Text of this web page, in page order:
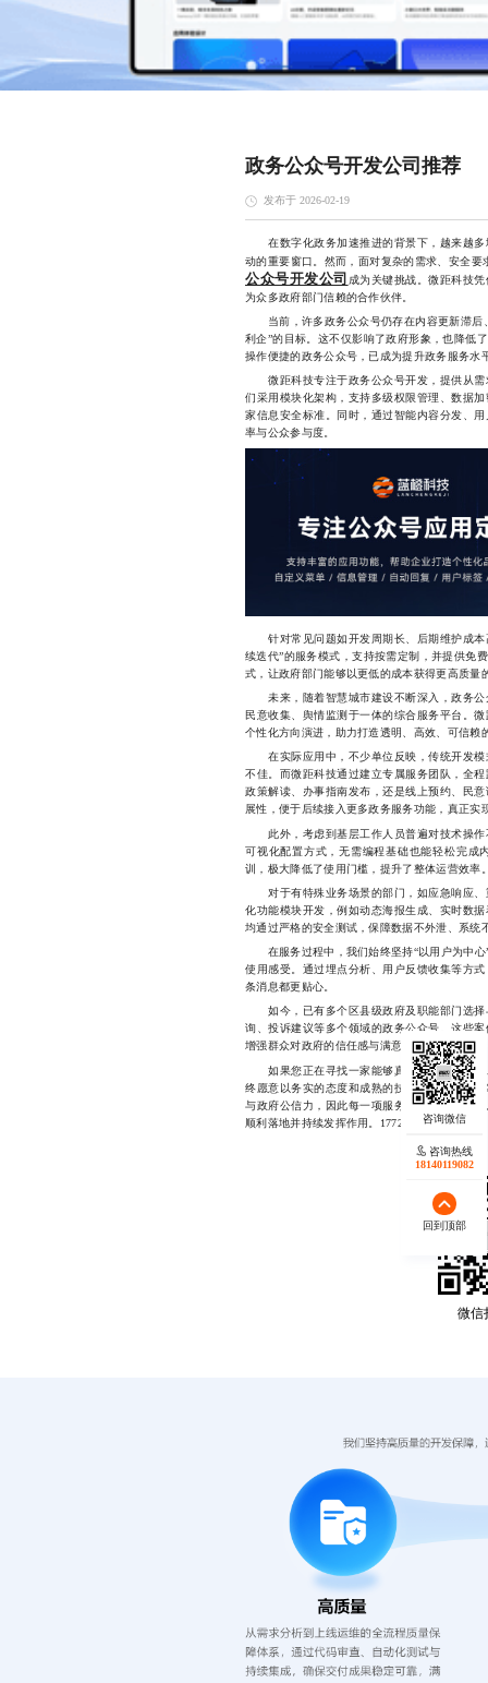
政务公众号开发公司推荐
发布于 2026-02-19
在数字化政务加速推进的背景下，越来越多
动的重要窗口。然而，面对复杂的需求、安全
公众号开发公司 成为关键挑战。微距科技
为众多政府部门信赖的合作伙伴。
当前，许多政务公众号仍存在内容更新滞后
利企”的目标。这不仅影响了政府形象，也降低
操作便捷的政务公众号，已成为提升政务服务水
微距科技专注于政务公众号开发，提供从需
们采用模块化架构，支持多级权限管理、数据
家信息安全标准。同时，通过智能内容分发、
率与公众参与度。
针对常见问题如开发周期长、后期维护成本
续迭代”的服务模式，支持按需定制，并提供免
式，让政府部门能够以更低的成本获得更高质量
未来，随着智慧城市建设不断深入，政务公
民意收集、舆情监测于一体的综合服务平台。
个性化方向演进，助力打造透明、高效、可信赖
在实际应用中，不少单位反映，传统开发模
不佳。而微距科技通过建立专属服务团队，全
政策解读、办事指南发布，还是线上预约、民
展性，便于后续接入更多政务服务功能，真正实
此外，考虑到基层工作人员普遍对技术操作
可视化配置方式，无需编程基础也能轻松完成
训，极大降低了使用门槛，提升了整体运营效率
对于有特殊业务场景的部门，如应急响应、
化功能模块开发，例如动态海报生成、实时数
均通过严格的安全测试，保障数据不外泄、系统
在服务过程中，我们始终坚持“以用户为中心
使用感受。通过埋点分析、用户反馈收集等方
条消息都更贴心。
如今，已有多个区县级政府及职能部门选择
询、投诉建议等多个领域的政务公众号。这些
增强群众对政府的信任感与满意度。
如果您正在寻找一家能够真正理解政务需求
终愿意以务实的态度和成熟的技术，为您提供
与政府公信力，因此每一项服务都力求精益求
顺利落地并持续发挥作用。17723342546
微信
咨询热线
18140119082
回到顶部